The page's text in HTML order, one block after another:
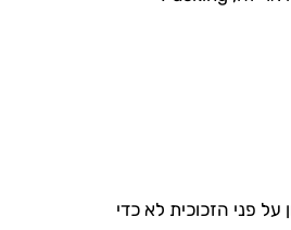
פני הזכוכית לא כדי